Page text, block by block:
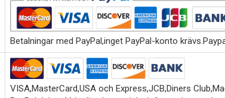
Betalningar med PayPal,inget PayPal-konto
VISA,MasterCard,USA och Express,JCB,Diners